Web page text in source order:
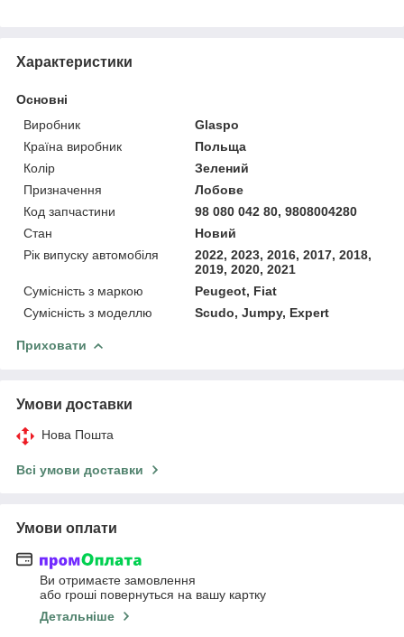
Характеристики
Основні
Виробник
Glaspo
Країна виробник
Польща
Колір
Зелений
Призначення
Лобове
Код запчастини
98 080 042 80, 9808004280
Стан
Новий
Рік випуску автомобіля
2022, 2023, 2016, 2017, 2018,
2019, 2020, 2021
Сумісність з маркою
Peugeot, Fiat
Сумісність з моделлю
Scudo, Jumpy, Expert
Приховати
Умови доставки
Нова Пошта
Всі умови доставки
Умови оплати
Ви отримаєте замовлення
або гроші повернуться на вашу картку
Детальніше